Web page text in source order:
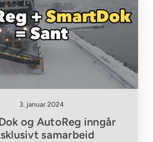
3. januar 2024
og AutoReg inngår
samarbeid